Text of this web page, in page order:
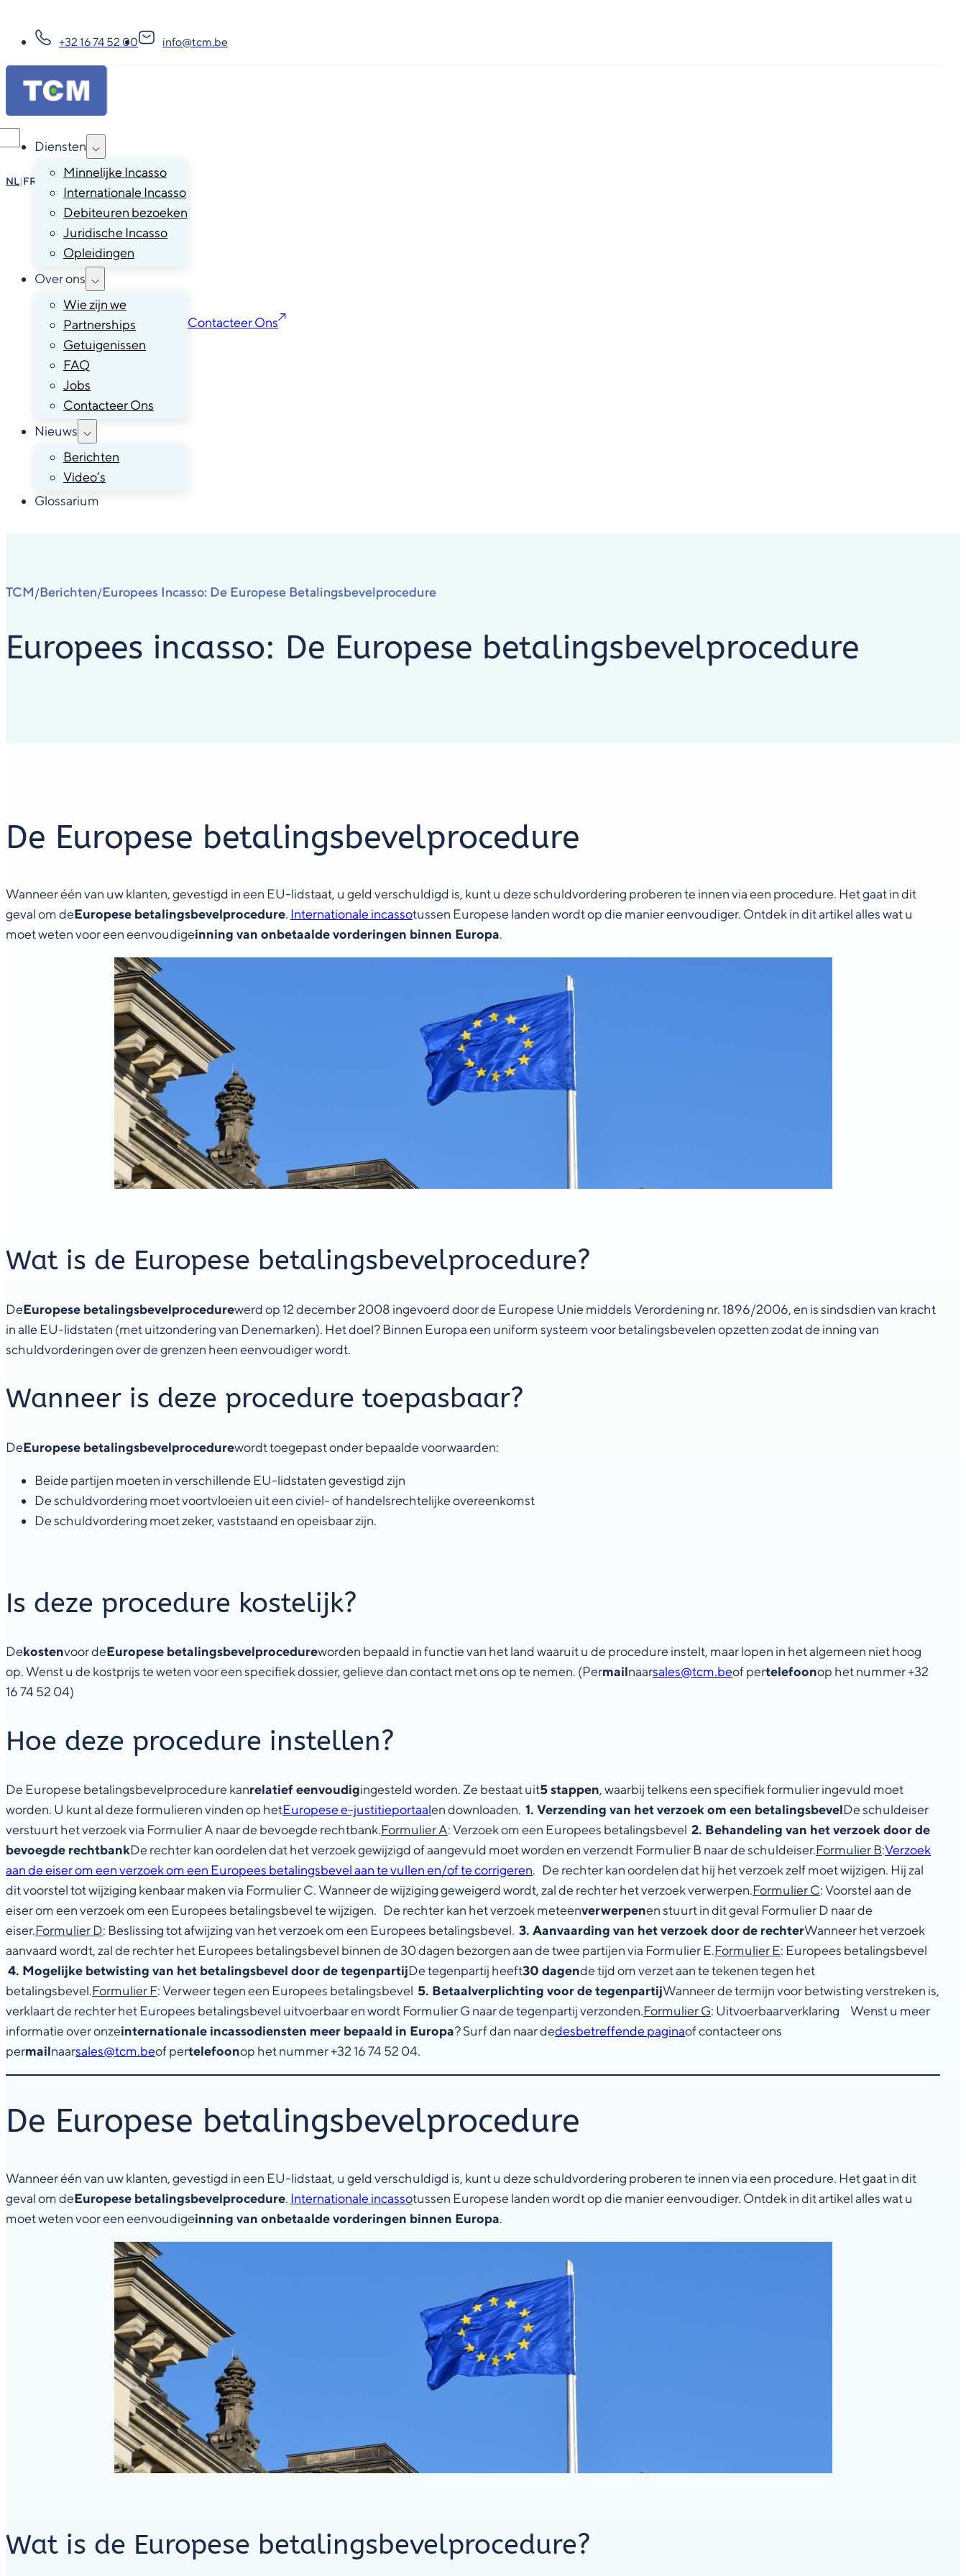
+32 16 74 52 00 info@tcm.be
NL|FR DE
Diensten
Minnelijke Incasso
Internationale Incasso
Debiteuren bezoeken
Juridische Incasso
Opleidingen
Over ons
Wie zijn we
Partnerships
Getuigenissen
FAQ
Jobs
Contacteer Ons
Nieuws
Berichten
Video’s
Glossarium
Contacteer Ons
TCM /Berichten/Europees Incasso: De Europese Betalingsbevelprocedure
Europees incasso: De Europese betalingsbevelprocedure
De Europese betalingsbevelprocedure
Wanneer één van uw klanten, gevestigd in een EU-lidstaat, u geld verschuldigd is, kunt u deze schuldvordering proberen te innen via een procedure. Het gaat in dit
geval om deEuropese betalingsbevelprocedure. Internationale incassotussen Europese landen wordt op die manier eenvoudiger. Ontdek in dit artikel alles wat u
moet weten voor een eenvoudigeinning van onbetaalde vorderingen binnen Europa.
Wat is de Europese betalingsbevelprocedure?
DeEuropese betalingsbevelprocedurewerd op 12 december 2008 ingevoerd door de Europese Unie middels Verordening nr. 1896/2006, en is sindsdien van kracht
in alle EU-lidstaten (met uitzondering van Denemarken). Het doel? Binnen Europa een uniform systeem voor betalingsbevelen opzetten zodat de inning van
schuldvorderingen over de grenzen heen eenvoudiger wordt.
Wanneer is deze procedure toepasbaar?
DeEuropese betalingsbevelprocedurewordt toegepast onder bepaalde voorwaarden:
Beide partijen moeten in verschillende EU-lidstaten gevestigd zijn
De schuldvordering moet voortvloeien uit een civiel- of handelsrechtelijke overeenkomst
De schuldvordering moet zeker, vaststaand en opeisbaar zijn.
Is deze procedure kostelijk?
Dekostenvoor deEuropese betalingsbevelprocedureworden bepaald in functie van het land waaruit u de procedure instelt, maar lopen in het algemeen niet hoog
op. Wenst u de kostprijs te weten voor een specifiek dossier, gelieve dan contact met ons op te nemen. (Permailnaarsales@tcm.beof pertelefoonop het nummer +32
16 74 52 04)
Hoe deze procedure instellen?
De Europese betalingsbevelprocedure kanrelatief eenvoudigingesteld worden. Ze bestaat uit5 stappen, waarbij telkens een specifiek formulier ingevuld moet
worden. U kunt al deze formulieren vinden op hetEuropese e-justitieportaalen downloaden. 1. Verzending van het verzoek om een betalingsbevelDe schuldeiser
verstuurt het verzoek via Formulier A naar de bevoegde rechtbank.Formulier A: Verzoek om een Europees betalingsbevel 2. Behandeling van het verzoek door de
bevoegde rechtbankDe rechter kan oordelen dat het verzoek gewijzigd of aangevuld moet worden en verzendt Formulier B naar de schuldeiser.Formulier B:Verzoek
aan de eiser om een verzoek om een Europees betalingsbevel aan te vullen en/of te corrigeren. De rechter kan oordelen dat hij het verzoek zelf moet wijzigen. Hij zal
dit voorstel tot wijziging kenbaar maken via Formulier C. Wanneer de wijziging geweigerd wordt, zal de rechter het verzoek verwerpen.Formulier C: Voorstel aan de
eiser om een verzoek om een Europees betalingsbevel te wijzigen. De rechter kan het verzoek meteenverwerpenen stuurt in dit geval Formulier D naar de
eiser.Formulier D: Beslissing tot afwijzing van het verzoek om een Europees betalingsbevel. 3. Aanvaarding van het verzoek door de rechterWanneer het verzoek
aanvaard wordt, zal de rechter het Europees betalingsbevel binnen de 30 dagen bezorgen aan de twee partijen via Formulier E.Formulier E: Europees betalingsbevel
4. Mogelijke betwisting van het betalingsbevel door de tegenpartijDe tegenpartij heeft30 dagende tijd om verzet aan te tekenen tegen het
betalingsbevel.Formulier F: Verweer tegen een Europees betalingsbevel 5. Betaalverplichting voor de tegenpartijWanneer de termijn voor betwisting verstreken is,
verklaart de rechter het Europees betalingsbevel uitvoerbaar en wordt Formulier G naar de tegenpartij verzonden.Formulier G: Uitvoerbaarverklaring Wenst u meer
informatie over onzeinternationale incassodiensten meer bepaald in Europa? Surf dan naar dedesbetreffende paginaof contacteer ons
permailnaarsales@tcm.beof pertelefoonop het nummer +32 16 74 52 04.
De Europese betalingsbevelprocedure
Wanneer één van uw klanten, gevestigd in een EU-lidstaat, u geld verschuldigd is, kunt u deze schuldvordering proberen te innen via een procedure. Het gaat in dit
geval om deEuropese betalingsbevelprocedure. Internationale incassotussen Europese landen wordt op die manier eenvoudiger. Ontdek in dit artikel alles wat u
moet weten voor een eenvoudigeinning van onbetaalde vorderingen binnen Europa.
Wat is de Europese betalingsbevelprocedure?